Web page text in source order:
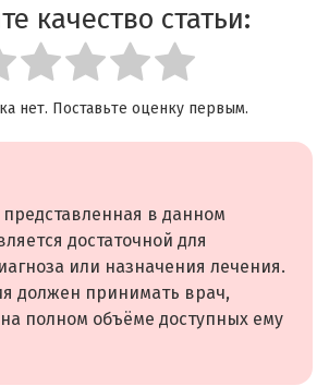
качество статьи:
нет. Поставьте оценку первым.
в данном
достаточной для
или назначения лечения.
должен принимать врач,
полном объёме доступных ему